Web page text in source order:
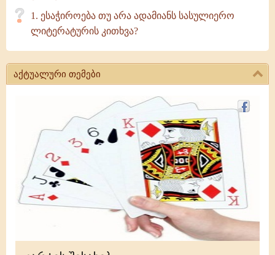
1. ესაჭიროება თუ არა ადამიანს სასულიერო
ლიტერატურის კითხვა?
აქტუალური თემები